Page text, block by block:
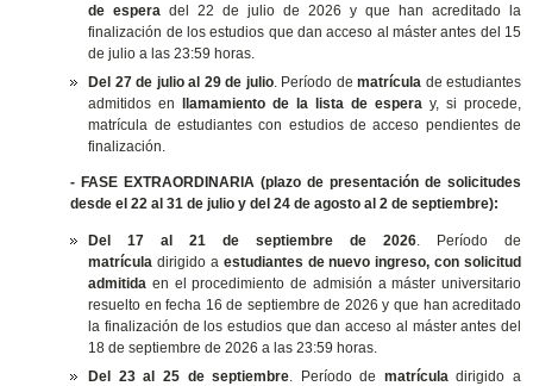
de esperadel 22 de julio de 2026 y que han acreditado la
finalización de los estudios que dan acceso al máster antes del 15
de julio a las 23:59 horas.
Del 27 de julio al 29 de julio. Período dematrícula de estudiantes
admitidos en llamamiento de la lista de espera y, si procede,
matrícula de estudiantes con estudios de acceso pendientes de
finalización.
- FASE EXTRAORDINARIA (plazo de presentación de solicitudes
desde el 22 al 31 de julio y del 24 de agosto al 2 de septiembre):
Del 17 al 21 de septiembre de 2026 . Período de
matrículadirigido a estudiantes de nuevo ingreso, con solicitud
admitida en el procedimiento de admisión a máster universitario
resuelto en fecha 16 de septiembre de 2026 y que han acreditado
la finalización de los estudios que dan acceso al máster antes del
18 de septiembre de 2026 a las 23:59 horas.
Del 23 al 25 de septiembre . Período de matrículadirigido a